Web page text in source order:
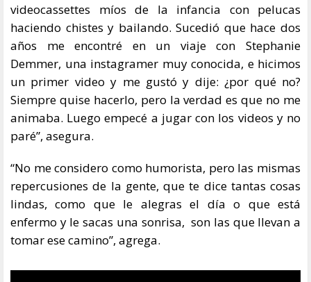
videocassettes míos de la infancia con pelucas
haciendo chistes y bailando. Sucedió que hace dos
años me encontré en un viaje con Stephanie
Demmer, una instagramer muy conocida, e hicimos
un primer video y me gustó y dije: ¿por qué no?
Siempre quise hacerlo, pero la verdad es que no me
animaba. Luego empecé a jugar con los videos y no
paré”, asegura.
“No me considero como humorista, pero las mismas
repercusiones de la gente, que te dice tantas cosas
lindas, como que le alegras el día o que está
enfermo y le sacas una sonrisa, son las que llevan a
tomar ese camino”, agrega.